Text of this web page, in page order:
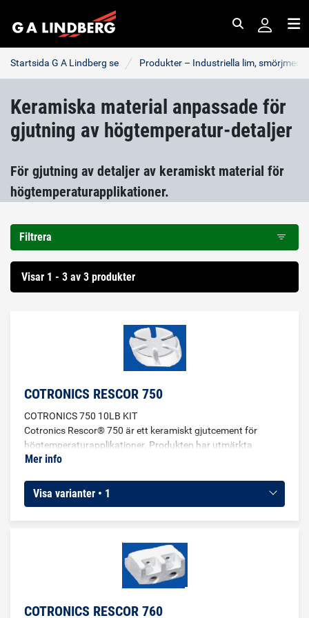
Startsida G A Lindberg se Produkter – Industriella lim,
Keramiska material anpassade för
gjutning av högtemperatur-detaljer
För gjutning av detaljer av keramiskt material för
högtemperaturapplikationer.
Filtrera
Visar 1 - 3 av 3 produkter
COTRONICS RESCOR 750
COTRONICS 750 10LB KIT
Cotronics Rescor® 750 är ett keramiskt gjutcement för
högtemperaturapplikationer. Produkten har utmärkta
elektriska och mekaniska egenskaper och mycket god
temperaturbeständighet på upp till 1480°C. Den är inte
särskilt utvidgningsbar och leder inte värme bra.
Mer info
Visa varianter • 1
COTRONICS RESCOR 760